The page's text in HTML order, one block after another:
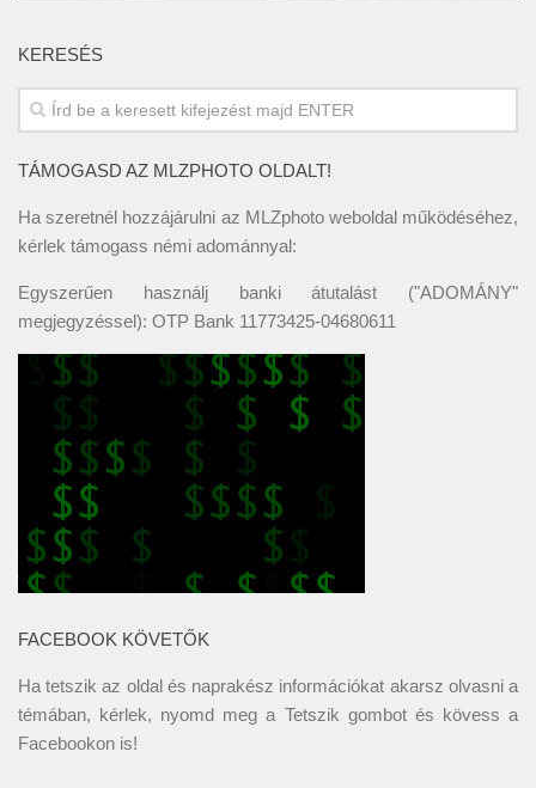
KERESÉS
TÁMOGASD AZ MLZPHOTO OLDALT!
Ha szeretnél hozzájárulni az MLZphoto weboldal működéséhez,
kérlek támogass némi adománnyal:
Egyszerűen használj banki átutalást ("ADOMÁNY"
megjegyzéssel): OTP Bank 11773425-04680611
FACEBOOK KÖVETŐK
Ha tetszik az oldal és naprakész információkat akarsz olvasni a
témában, kérlek, nyomd meg a Tetszik gombot és kövess a
Facebookon is!